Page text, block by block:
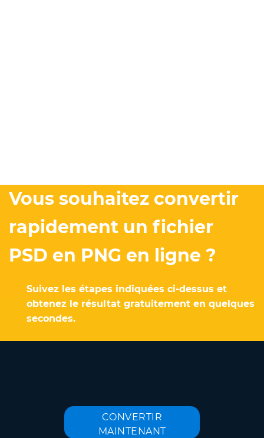
Vous souhaitez convertir
rapidement un fichier
PSD en PNG en ligne ?
Suivez les étapes indiquées ci-dessus et
obtenez le résultat gratuitement en quelques
secondes.
CONVERTIR
MAINTENANT